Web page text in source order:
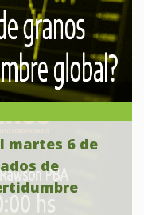
martes 6 de
de